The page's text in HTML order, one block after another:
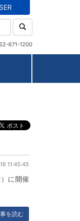
671-1200
11:45:45
に開催
を読む